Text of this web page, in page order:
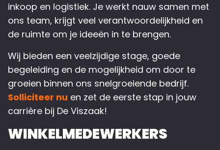
inkoop en logistiek. Je werkt nauw samen met
ons team, krijgt veel verantwoordelijkheid en
de ruimte om je ideeën in te brengen.
Wij bieden een veelzijdige stage, goede
begeleiding en de mogelijkheid om door te
groeien binnen ons snelgroeiende bedrijf.
Solliciteer nu en zet de eerste stap in jouw
carrière bij De Viszaak!
WINKELMEDEWERKERS